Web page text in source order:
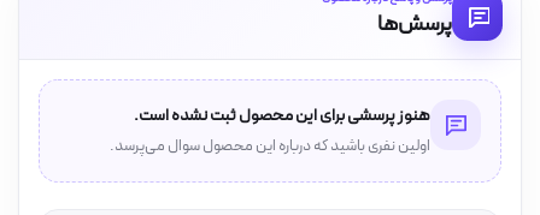
پرسش‌ها
هنوز پرسشی برای این محصول ثبت نشده است.
اولین نفری باشید که درباره این محصول سوال می‌پرسد.